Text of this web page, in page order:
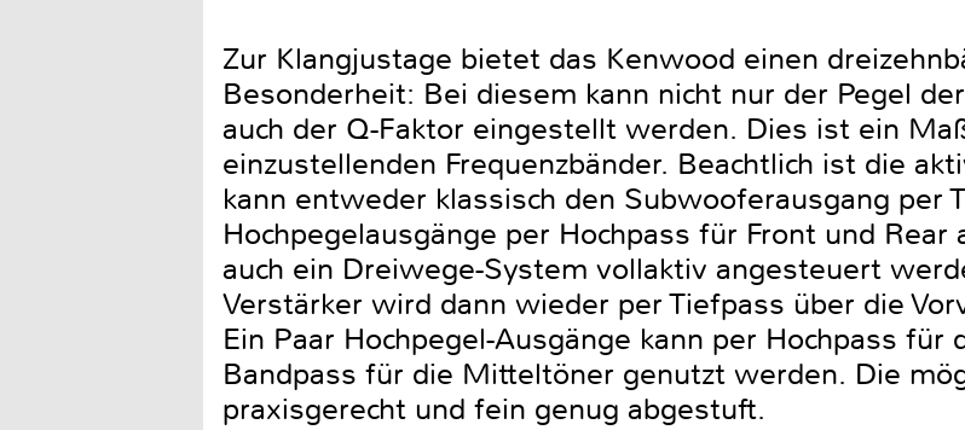
Zur Klangjustage bietet das Kenwood einen
Besonderheit: Bei diesem kann nicht nur der Pegel
auch der Q-Faktor eingestellt werden. Dies ist ein
einzustellenden Frequenzbänder. Beachtlich ist die
kann entweder klassisch den Subwooferausgang per
Hochpegelausgänge per Hochpass für Front und
auch ein Dreiwege-System vollaktiv angesteuert
Verstärker wird dann wieder per Tiefpass über die
Ein Paar Hochpegel-Ausgänge kann per Hochpass für
Bandpass für die Mitteltöner genutzt werden. Die
praxisgerecht und fein genug abgestuft.